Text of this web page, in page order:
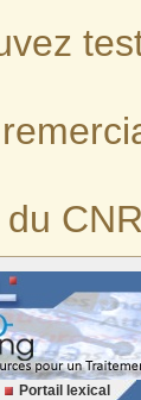
Portail lexical